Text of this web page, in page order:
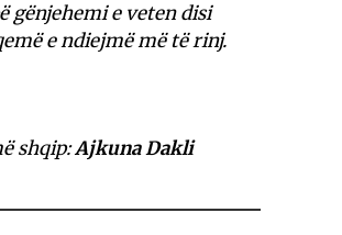
gënjehemi e veten disi
e ndiejmë më të rinj.
shqip:Ajkuna Dakli